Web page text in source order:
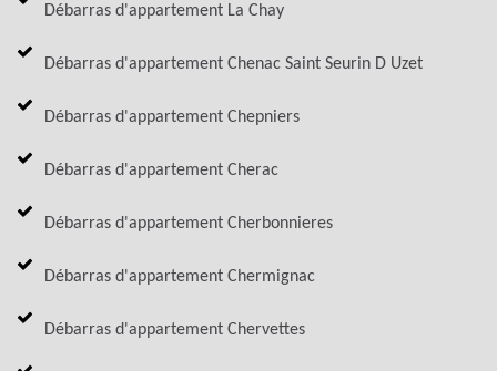
Débarras d'appartement La Chay
Débarras d'appartement Chenac Saint Seurin D Uzet
Débarras d'appartement Chepniers
Débarras d'appartement Cherac
Débarras d'appartement Cherbonnieres
Débarras d'appartement Chermignac
Débarras d'appartement Chervettes